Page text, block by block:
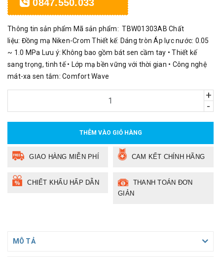
0847.550.033
Thông tin sản phẩm Mã sản phẩm: TBW01303AB Chất
liệu: Đồng mạ Niken-Crom Thiết kế: Dáng tròn Áp lực nước: 0.05
~ 1.0 MPa Lưu ý: Không bao gồm bát sen cầm tay • Thiết kế
sang trọng, tinh tế • Lớp mạ bền vững với thời gian • Công nghệ
mát-xa sen tắm: Comfort Wave
+
-
THÊM VÀO GIỎ HÀNG
GIAO HÀNG MIỄN PHÍ CAM KẾT CHÍNH HÃNG
CHIẾT KHẤU HẤP DẪN
THANH TOÁN ĐƠN
GIẢN
MÔ TẢ